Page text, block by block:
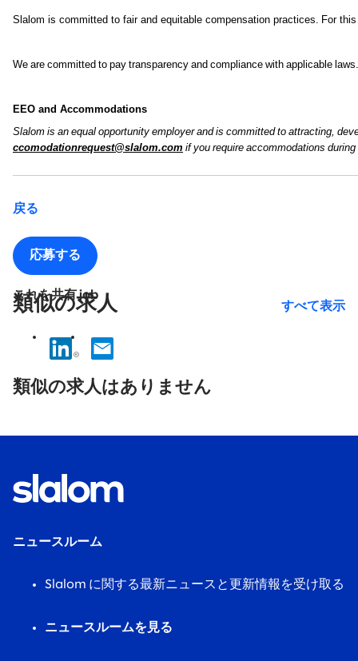
Slalom is committed to fair and equitable compensation practices. For
We are committed to pay transparency and compliance with applicable
EEO and Accommodations
Slalom is an equal opportunity employer and is committed to attracting,
ccomodationrequest@slalom.com if you require accommodations
戻る
応募する
これを共有 job
類似の求人 すべて表示
results
found.
類似の求人はありません
ニュースルーム
Slalom に関する最新ニュースと更新情報を受け取る
ニュースルームを見る